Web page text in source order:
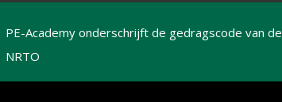
PE-Academy onderschrijft de gedragscode van de
NRTO